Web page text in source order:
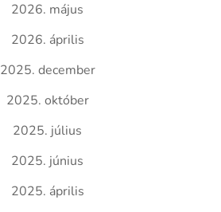
2026. május
2026. április
2025. december
2025. október
2025. július
2025. június
2025. április